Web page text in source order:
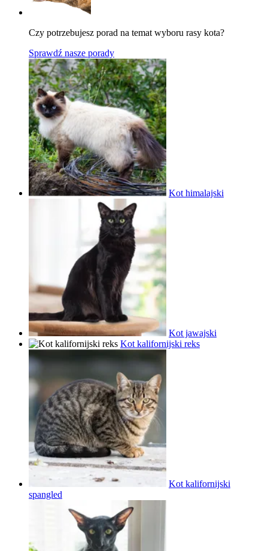
Czy potrzebujesz porad na temat wyboru rasy kota?
Sprawdź nasze porady
Kot himalajski
Kot jawajski
Kot kalifornijski reks
Kot kalifornijski
spangled